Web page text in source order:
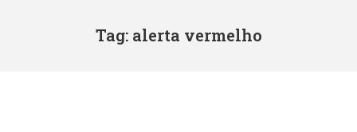
Tag: alerta vermelho